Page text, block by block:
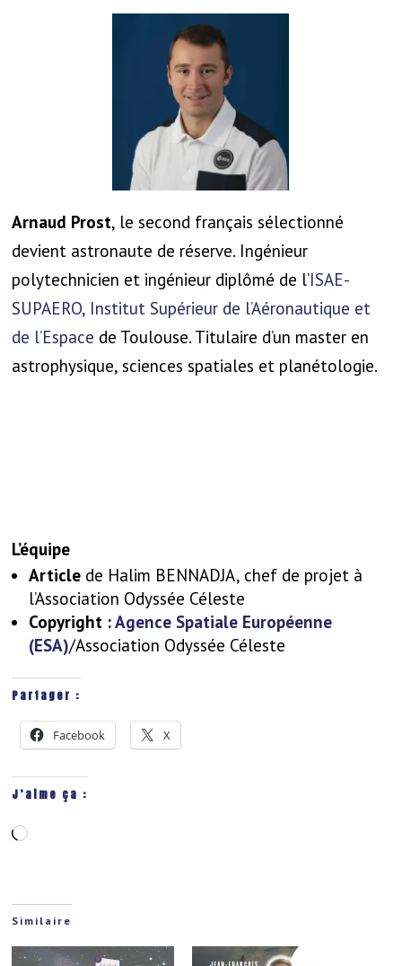
Arnaud Prost, le second français sélectionné
devient astronaute de réserve. Ingénieur
polytechnicien et ingénieur diplômé de l’ISAE-
SUPAERO, Institut Supérieur de l’Aéronautique et
de l’Espace de Toulouse. Titulaire d’un master en
astrophysique, sciences spatiales et planétologie.
L’équipe
Article de Halim BENNADJA, chef de projet à
l’Association Odyssée Céleste
Copyright :Agence Spatiale Européenne
(ESA)/Association Odyssée Céleste
Partager :
Facebook X
J’aime ça :
Chargement…
Similaire